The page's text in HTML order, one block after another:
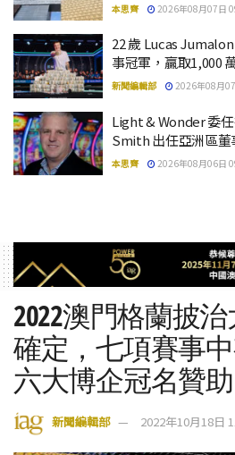
本思齊 2026年08月07日
22 歲 Lucas
事冠軍，贏取1,000
新聞編輯部 2026年08月
Light & Wonder 委
Smith 出任亞洲區董
本思齊 2026年08月06日
2022澳門格蘭披
確定，七項賽事
六大博企冠名贊助
新聞編輯部 2022年10月18日